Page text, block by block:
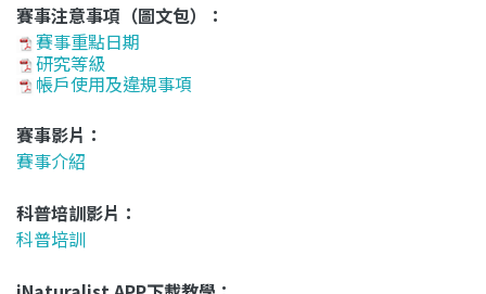
賽事注意事項（圖文包）：
賽事重點日期
研究等級
帳戶使用及違規事項
賽事影片：
賽事介紹
科普培訓影片：
科普培訓